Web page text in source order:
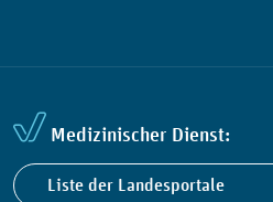
Medizinischer Dienst:
Liste der Landesportale